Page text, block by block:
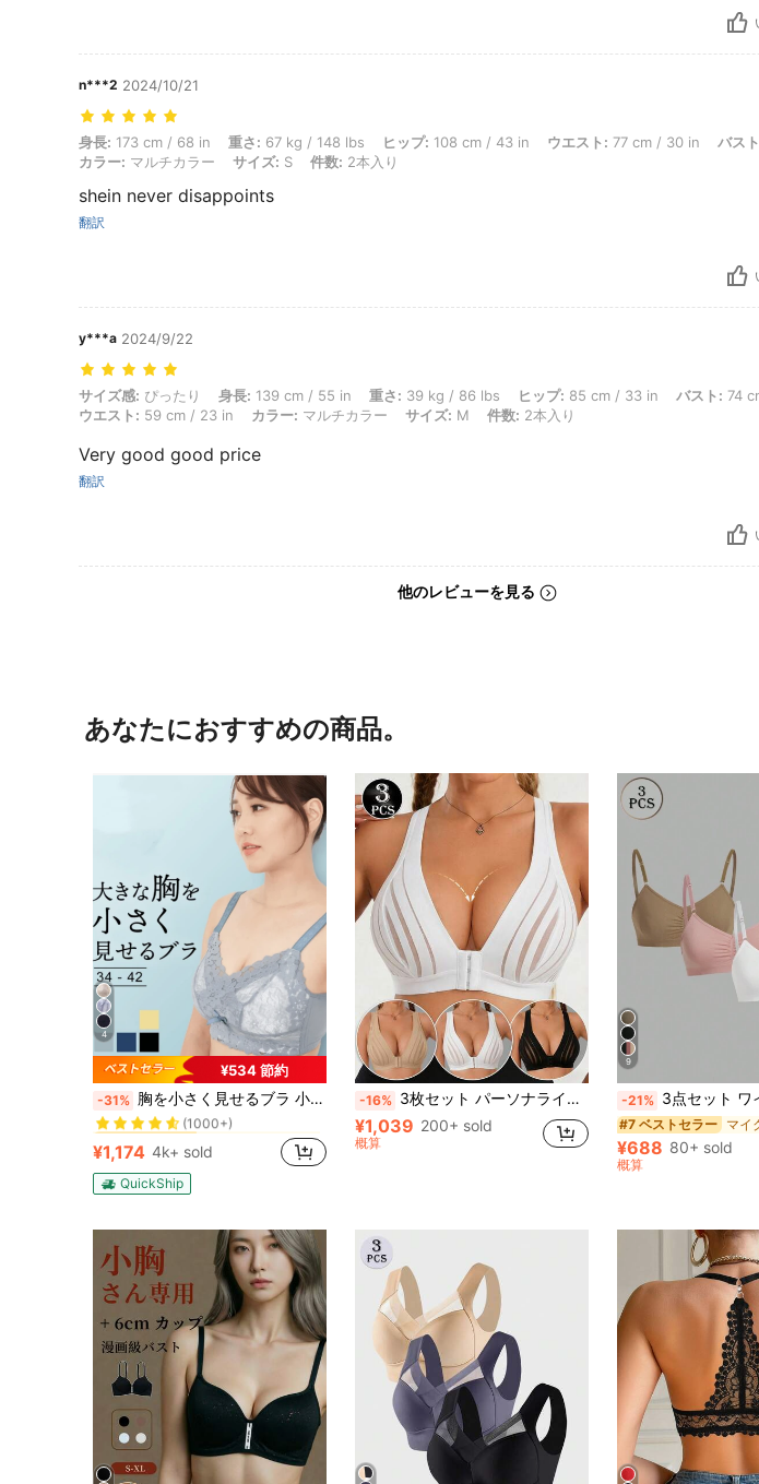
n***2 2024/10/21
身長: 173 cm / 68 in, 重さ: 67 kg / 148 lbs, ヒップ: 108 cm / 43 in, ウエスト: 77 cm / 30 in, バスト: 96 cm / 38 in, カ
身長: 173 cm / 68 in 重さ: 67 kg / 148 lbs ヒップ: 108 cm / 43 in ウエスト: 77 cm / 30 in バス
カラー: マルチカラー サイズ: S 件数: 2本入り
shein never disappoints
翻訳
y***a 2024/9/22
サイズ感: ぴったり, 身長: 139 cm / 55 in, 重さ: 39 kg / 86 lbs, ヒップ: 85 cm / 33 in, バスト: 74 cm / 29 in, ウエス
サイズ感: ぴったり 身長: 139 cm / 55 in 重さ: 39 kg / 86 lbs ヒップ: 85 cm / 33 in バスト: 74
ウエスト: 59 cm / 23 in カラー: マルチカラー サイズ: M 件数: 2本入り
Very good good price
翻訳
他のレビューを見る
あなたにおすすめの商品。
4
¥534 節約
-31% 胸を小さく見せるブラ 小さく 見せる 大きな胸を小さく見せる ブラ さらし ブラジャー 脇高 レース リボン 小さく見せるブラジャー 大きいサイズ
#1 ベストセラー
パディングなし 女性用ブラジャーとブラレット
(1000+)
#1 ベストセラー
(1000+)
#1 ベストセラー
(1000+)
#1 ベストセラー
パディングなし 女性用ブラジャーとブラレット
(1000+)
¥1,174 4k+ sold
QuickShip
-16% 3枚セット パーソナライズ セクシーブラ、カジュアルブラ ランジェリー、デイリーウェア タンクトップ 女性用、一日中快適
¥1,039 200+ sold
概算
9
-21% 3点セット ワイヤーフリーブラジャー＆ブ
#7 ベストセラー
¥688 80+ sold
概算